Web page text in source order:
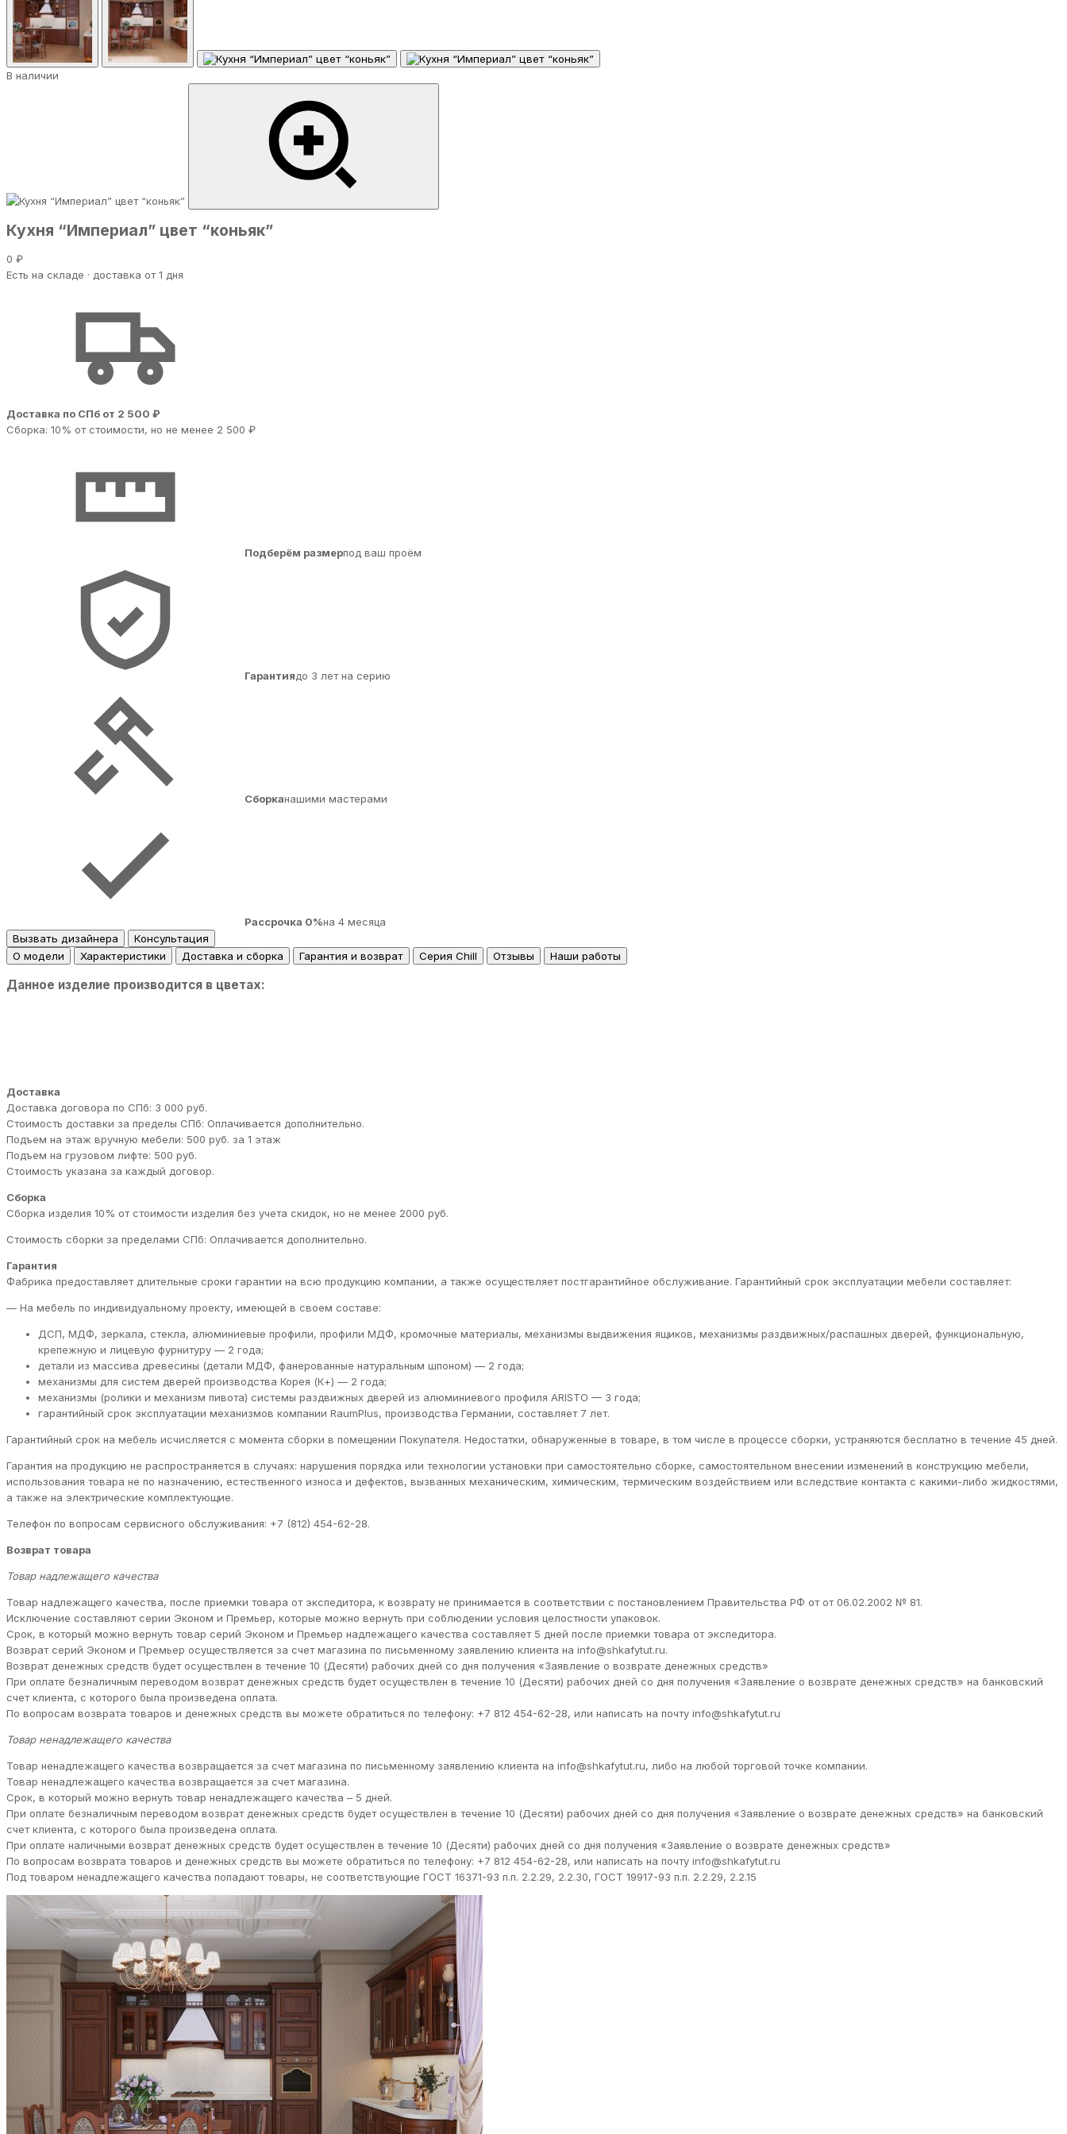
В наличии
Кухня “Империал” цвет “коньяк”
0 ₽
Есть на складе · доставка от 1 дня
Доставка по СПб от 2 500 ₽
Сборка: 10% от стоимости, но не менее 2 500 ₽
Подберём размерпод ваш проём
Гарантиядо 3 лет на серию
Сборканашими мастерами
Рассрочка 0%на 4 месяца
Вызвать дизайнера
Консультация
О модели
Характеристики Доставка и сборка Гарантия и возврат Серия Chill Отзывы Наши работы
Данное изделие производится в цветах:
Доставка
Доставка договора по СПб: 3 000 руб.
Стоимость доставки за пределы СПб: Оплачивается дополнительно.
Подъем на этаж вручную мебели: 500 руб. за 1 этаж
Подъем на грузовом лифте: 500 руб.
Стоимость указана за каждый договор.
Сборка
Сборка изделия 10% от стоимости изделия без учета скидок, но не менее 2000 руб.
Стоимость сборки за пределами СПб: Оплачивается дополнительно.
Гарантия
Фабрика предоставляет длительные сроки гарантии на всю продукцию компании, а также осуществляет постгарантийное обслуживание. Гарантийный срок эксплуатации мебели составляет:
— На мебель по индивидуальному проекту, имеющей в своем составе:
ДСП, МДФ, зеркала, стекла, алюминиевые профили, профили МДФ, кромочные материалы, механизмы выдвижения ящиков, механизмы раздвижных/распашных дверей, функциональную,
крепежную и лицевую фурнитуру — 2 года;
детали из массива древесины (детали МДФ, фанерованные натуральным шпоном) — 2 года;
механизмы для систем дверей производства Корея (К+) — 2 года;
механизмы (ролики и механизм пивота) системы раздвижных дверей из алюминиевого профиля ARISTO — 3 года;
гарантийный срок эксплуатации механизмов компании RaumPlus, производства Германии, составляет 7 лет.
Гарантийный срок на мебель исчисляется с момента сборки в помещении Покупателя. Недостатки, обнаруженные в товаре, в том числе в процессе сборки, устраняются бесплатно в течение 45 дней.
Гарантия на продукцию не распространяется в случаях: нарушения порядка или технологии установки при самостоятельно сборке, самостоятельном внесении изменений в конструкцию мебели,
использования товара не по назначению, естественного износа и дефектов, вызванных механическим, химическим, термическим воздействием или вследствие контакта с какими-либо жидкостями,
а также на электрические комплектующие.
Телефон по вопросам сервисного обслуживания: +7 (812) 454-62-28.
Возврат товара
Товар надлежащего качества
Товар надлежащего качества, после приемки товара от экспедитора, к возврату не принимается в соответствии с постановлением Правительства РФ от от 06.02.2002 № 81.
Исключение составляют серии Эконом и Премьер, которые можно вернуть при соблюдении условия целостности упаковок.
Срок, в который можно вернуть товар серий Эконом и Премьер надлежащего качества составляет 5 дней после приемки товара от экспедитора.
Возврат серий Эконом и Премьер осуществляется за счет магазина по письменному заявлению клиента на info@shkafytut.ru.
Возврат денежных средств будет осуществлен в течение 10 (Десяти) рабочих дней со дня получения «Заявление о возврате денежных средств»
При оплате безналичным переводом возврат денежных средств будет осуществлен в течение 10 (Десяти) рабочих дней со дня получения «Заявление о возврате денежных средств» на банковский
счет клиента, с которого была произведена оплата.
По вопросам возврата товаров и денежных средств вы можете обратиться по телефону: +7 812 454-62-28, или написать на почту info@shkafytut.ru
Товар ненадлежащего качества
Товар ненадлежащего качества возвращается за счет магазина по письменному заявлению клиента на info@shkafytut.ru, либо на любой торговой точке компании.
Товар ненадлежащего качества возвращается за счет магазина.
Срок, в который можно вернуть товар ненадлежащего качества – 5 дней.
При оплате безналичным переводом возврат денежных средств будет осуществлен в течение 10 (Десяти) рабочих дней со дня получения «Заявление о возврате денежных средств» на банковский
счет клиента, с которого была произведена оплата.
При оплате наличными возврат денежных средств будет осуществлен в течение 10 (Десяти) рабочих дней со дня получения «Заявление о возврате денежных средств»
По вопросам возврата товаров и денежных средств вы можете обратиться по телефону: +7 812 454-62-28, или написать на почту info@shkafytut.ru
Под товаром ненадлежащего качества попадают товары, не соответствующие ГОСТ 16371-93 п.п. 2.2.29, 2.2.30, ГОСТ 19917-93 п.п. 2.2.29, 2.2.15